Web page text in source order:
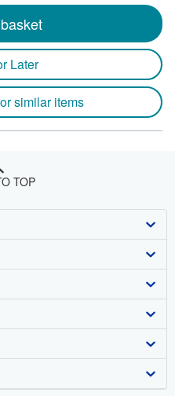
Later
similar items
TOP